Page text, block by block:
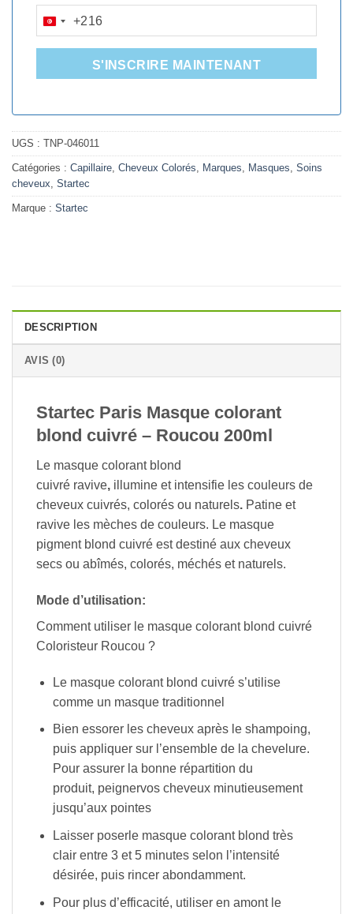
TUNISIA
+216
+216
S'INSCRIRE MAINTENANT
UGS : TNP-046011
Catégories : Capillaire, Cheveux Colorés, Marques, Masques, Soins
cheveux, Startec
Marque : Startec
DESCRIPTION
AVIS (0)
Startec Paris Masque colorant
blond cuivré – Roucou 200ml
Le masque colorant blond
cuivré ravive, illumine et intensifie les couleurs de
cheveux cuivrés, colorés ou naturels. Patine et
ravive les mèches de couleurs. Le masque
pigment blond cuivré est destiné aux cheveux
secs ou abîmés, colorés, méchés et naturels.
Mode d’utilisation:
Comment utiliser le masque colorant blond cuivré
Coloristeur Roucou ?
Le masque colorant blond cuivré s’utilise
comme un masque traditionnel
Bien essorer les cheveux après le shampoing,
puis appliquer sur l’ensemble de la chevelure.
Pour assurer la bonne répartition du
produit, peignervos cheveux minutieusement
jusqu’aux pointes
Laisser poserle masque colorant blond très
clair entre 3 et 5 minutes selon l’intensité
désirée, puis rincer abondamment.
Pour plus d’efficacité, utiliser en amont le